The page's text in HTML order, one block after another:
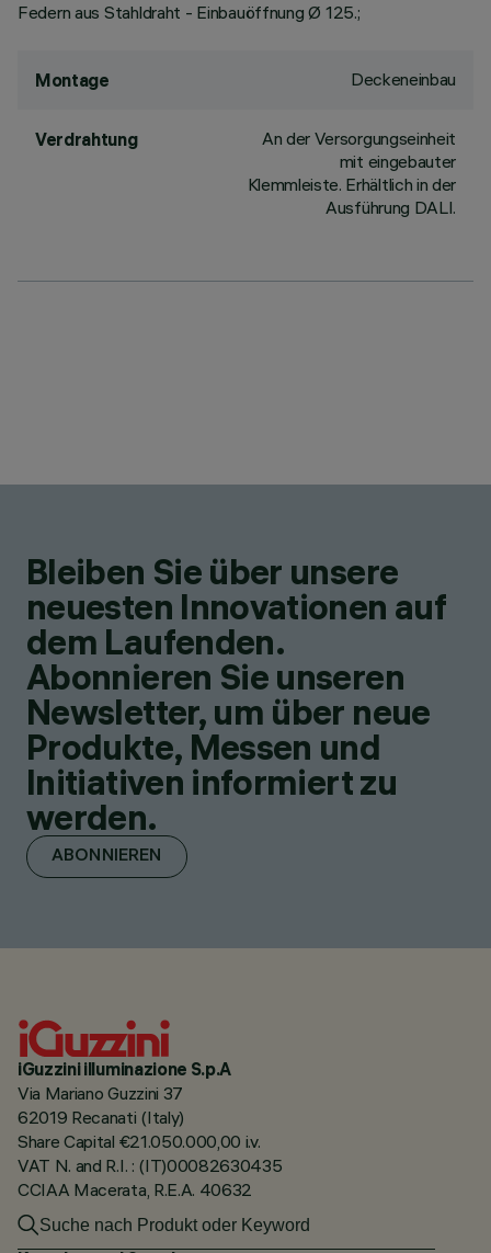
Federn aus Stahldraht - Einbauöffnung Ø 125.;
Montage Deckeneinbau
Verdrahtung
An der Versorgungseinheit
mit eingebauter
Klemmleiste. Erhältlich in der
Ausführung DALI.
Bleiben Sie über unsere
neuesten Innovationen auf
dem Laufenden.
Abonnieren Sie unseren
Newsletter, um über neue
Produkte, Messen und
Initiativen informiert zu
werden.
ABONNIEREN
iGuzzini illuminazione S.p.A
Via Mariano Guzzini 37
62019 Recanati (Italy)
Share Capital €21.050.000,00 i.v.
VAT N. and R.I. : (IT)00082630435
CCIAA Macerata, R.E.A. 40632